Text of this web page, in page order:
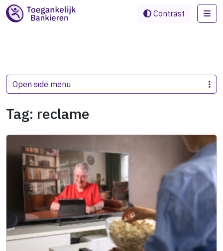
Contrast
Tag: reclame
Open side menu